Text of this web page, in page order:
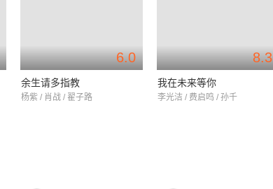
6.0
余生请多指教
杨紫 / 肖战 / 翟子路
8.3
我在未来等你
李光洁 / 费启鸣 / 孙千